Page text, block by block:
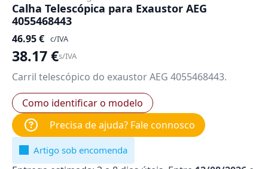
Calha Telescópica para Exaustor AEG
4055468443
46.95€ c/IVA
38.17€s/IVA
Carril telescópico do exaustor AEG 4055468443.
Como identificar o modelo
Precisa de ajuda? Fale connosco
Artigo sob encomenda